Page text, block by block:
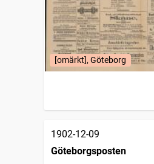
[omärkt], Göteborg
1902-12-09
Göteborgsposten